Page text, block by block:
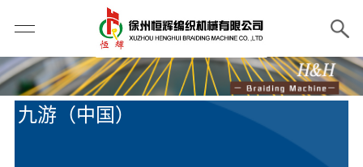
九游（中国）